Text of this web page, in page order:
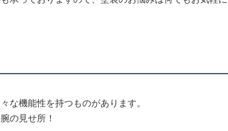
な機能性を持つものがあります。
の見せ所！